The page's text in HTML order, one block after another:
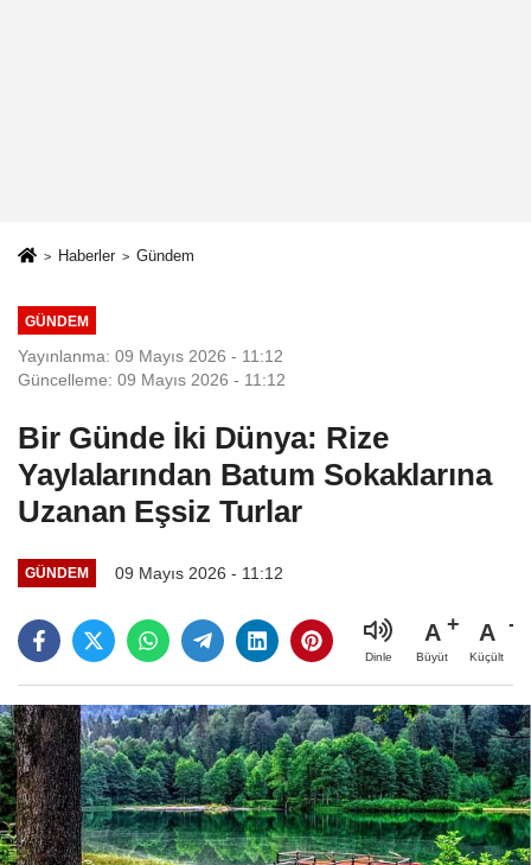
Haberler Gündem
GÜNDEM
Yayınlanma: 09 Mayıs 2026 - 11:12
Güncelleme: 09 Mayıs 2026 - 11:12
Bir Günde İki Dünya: Rize
Yaylalarından Batum Sokaklarına
Uzanan Eşsiz Turlar
GÜNDEM 09 Mayıs 2026 - 11:12
Dinle
A
Büyüt
A
Küçült